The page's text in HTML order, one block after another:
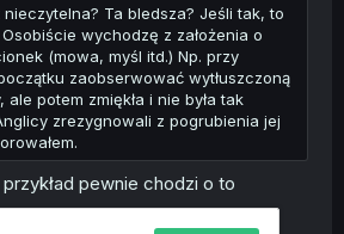
Ta bledsza? Jeśli tak, to
wychodzę z założenia o
(mowa, myśl itd.) Np. przy
zaobserwować wytłuszczoną
potem zmiękła i nie była tak
zrezygnowali z pogrubienia jej
pewnie chodzi o to